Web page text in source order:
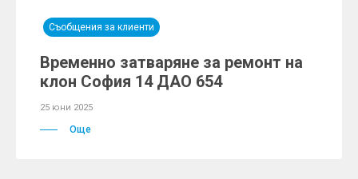
Съобщения за клиенти
Временно затваряне за ремонт на
клон София 14 ДАО 654
25 юни 2025
Още